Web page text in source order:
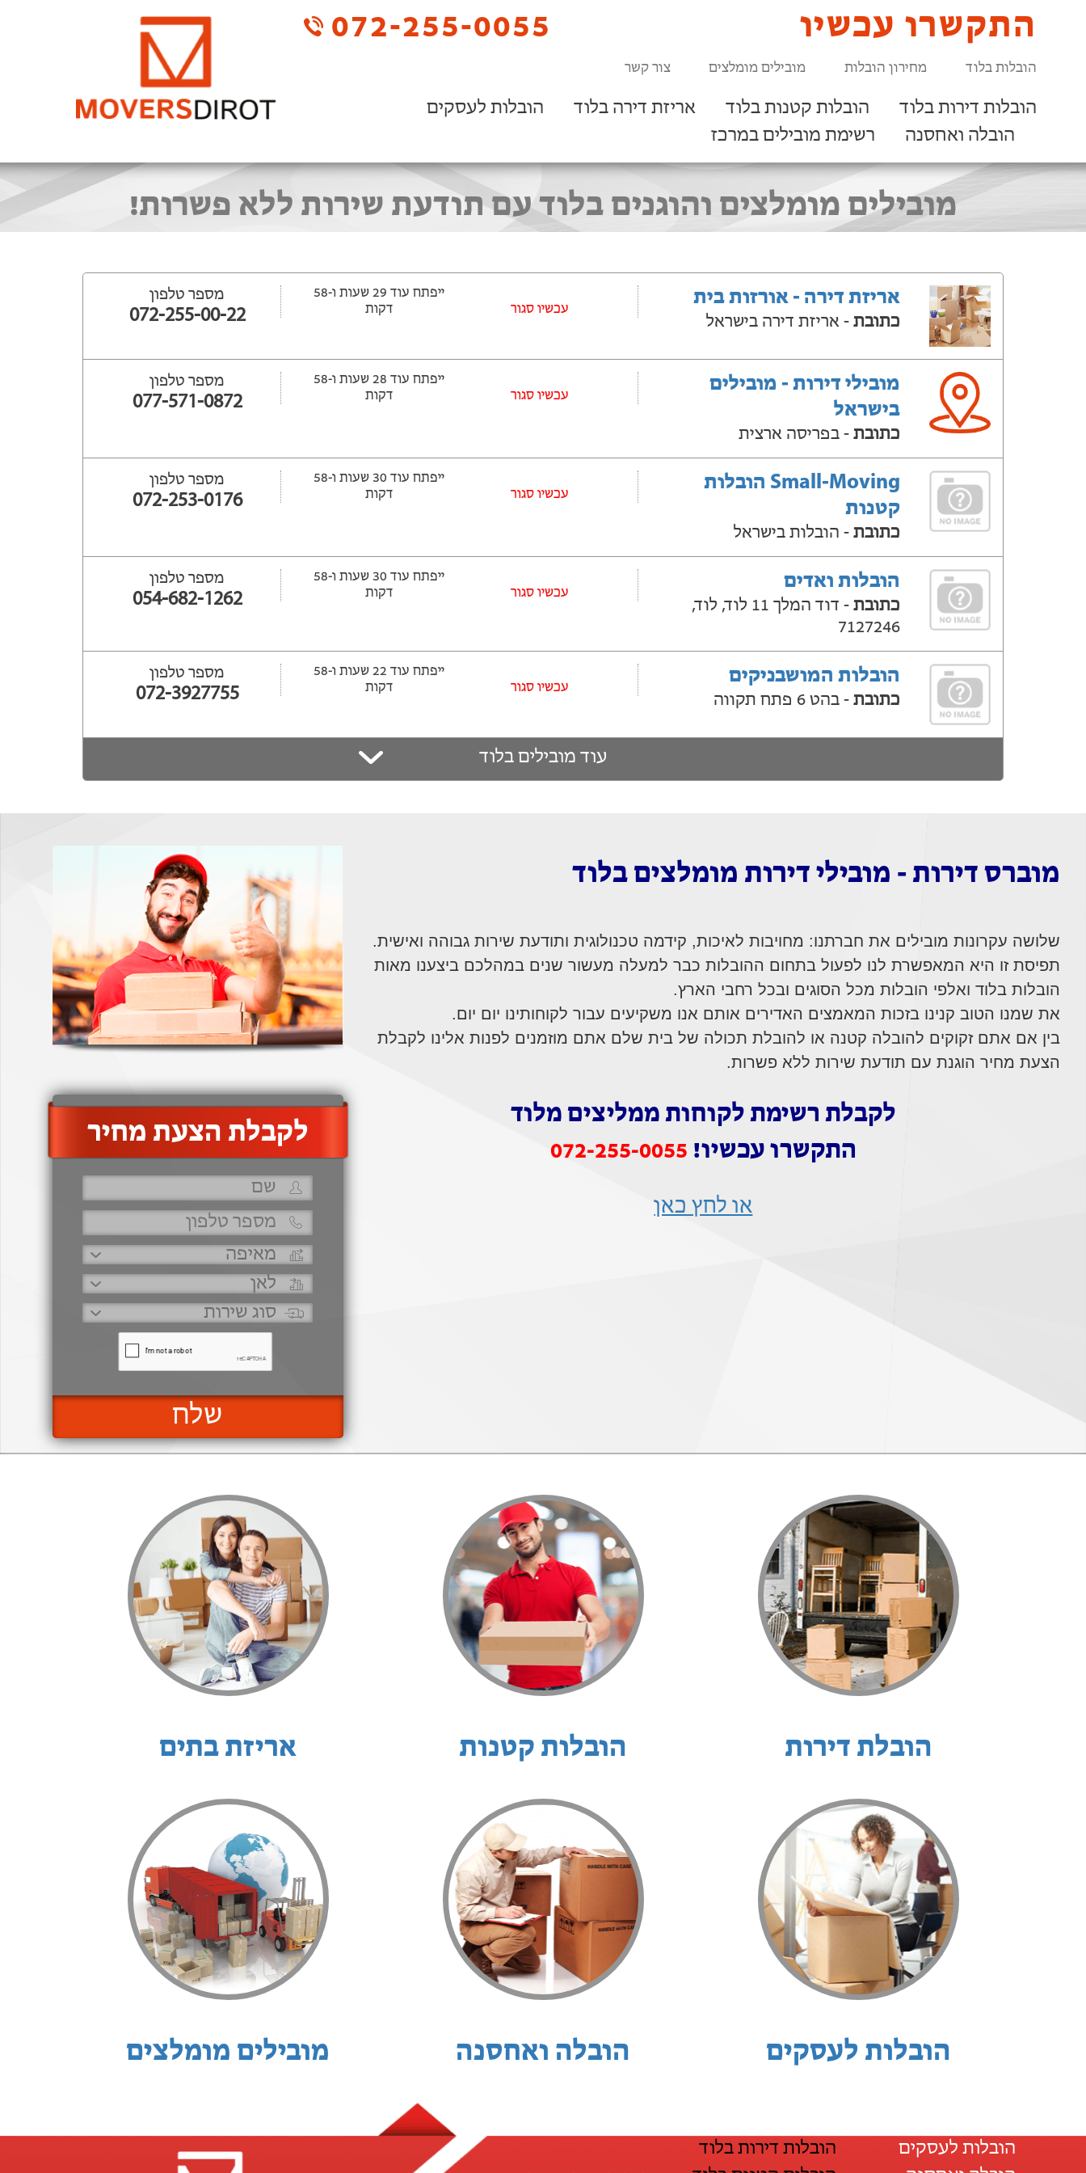
072-255-0055 התקשרו עכשיו
הובלות בלוד מחירון הובלות מובילים מומלצים צור קשר
הובלות דירות בלוד הובלות קטנות בלוד אריזת דירה בלוד
הובלות לעסקים
הובלה ואחסנה
רשימת מובילים במרכז
מובילים מומלצים והוגנים בלוד עם תודעת שירות ללא פשרות!
אריזת דירה - אורזות בית
כתובת - אריזת דירה בישראל
עכשיו סגור
ייפתח עוד 29 שעות ‫ו-58
דקות
מספר טלפון
072-255-00-22
מובילי דירות - מובילים
בישראל
כתובת - בפריסה ארצית
עכשיו סגור
ייפתח עוד 28 שעות ‫ו-58
דקות
מספר טלפון
077-571-0872
Small-Moving הובלות
קטנות
כתובת - הובלות בישראל
עכשיו סגור
ייפתח עוד 30 שעות ‫ו-58
דקות
מספר טלפון
072-253-0176
הובלות ואדים
כתובת
- דוד המלך 11 לוד, לוד,
7127246
עכשיו סגור
ייפתח עוד 30 שעות ‫ו-58
דקות
מספר טלפון
054-682-1262
הובלות המושבניקים
כתובת - בהט 6 פתח תקווה
עכשיו סגור
ייפתח עוד 22 שעות ‫ו-58
דקות
מספר טלפון
072-3927755
עוד מובילים בלוד
מוברס דירות - מובילי דירות מומלצים בלוד
שלושה עקרונות מובילים את חברתנו: מחויבות לאיכות, קידמה טכנולוגית ותודעת שירות גבוהה ואישית.
תפיסת זו היא המאפשרת לנו לפעול בתחום ההובלות כבר למעלה מעשור שנים במהלכם ביצענו מאות
הובלות בלוד ואלפי הובלות מכל הסוגים ובכל רחבי הארץ.
את שמנו הטוב קנינו בזכות המאמצים האדירים אותם אנו משקיעים עבור לקוחותינו יום יום.
בין אם אתם זקוקים להובלה קטנה או להובלת תכולה של בית שלם אתם מוזמנים לפנות אלינו לקבלת
הצעת מחיר הוגנת עם תודעת שירות ללא פשרות.
לקבלת רשימת לקוחות ממליצים מלוד
התקשרו עכשיו! 072-255-0055
או לחץ כאן
‫לקבלת הצעת מחיר
שלח
אריזת בתים הובלות קטנות הובלת דירות
מובילים מומלצים הובלה ואחסנה הובלות לעסקים
הובלות לעסקים
הובלות דירות בלוד